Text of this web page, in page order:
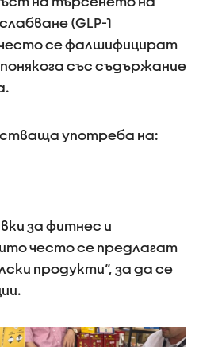
(GLP-1
се фалшифицират
със съдържание
употреба на:
за фитнес и
често се предлагат
продукти“, за да се